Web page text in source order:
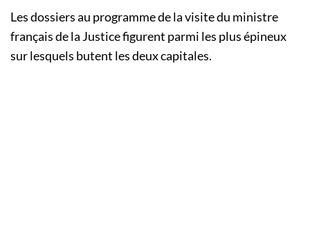
Les dossiers au programme de la visite du ministre
français de la Justice figurent parmi les plus épineux
sur lesquels butent les deux capitales.